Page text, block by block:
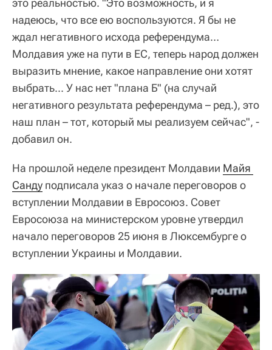
это реальностью. "Это возможность, и я
надеюсь, что все ею воспользуются. Я бы не
ждал негативного исхода референдума…
Молдавия уже на пути в ЕС, теперь народ должен
выразить мнение, какое направление они хотят
выбрать... У нас нет "плана Б" (на случай
негативного результата референдума – ред.), это
наш план – тот, который мы реализуем сейчас", -
добавил он.
На прошлой неделе президент Молдавии Майя
Санду подписала указ о начале переговоров о
вступлении Молдавии в Евросоюз. Совет
Евросоюза на министерском уровне утвердил
начало переговоров 25 июня в Люксембурге о
вступлении Украины и Молдавии.